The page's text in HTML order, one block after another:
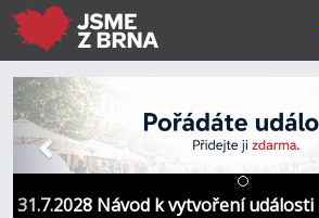
31.7.2028 Návod k vytvoření
Předchozí